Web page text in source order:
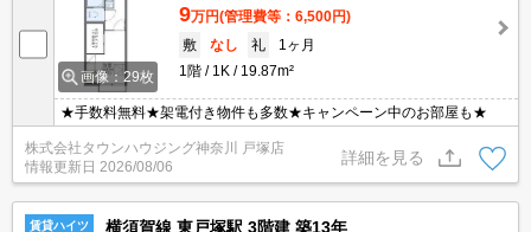
画像：29枚
9万円(管理費等：6,500円)
敷
なし 礼
1ヶ月
1階
1K 19.87m²
★手数料無料★架電付き物件も多数★キャンペーン中のお部屋も★
株式会社タウンハウジング神奈川 戸塚店
情報更新日 2026/08/06
詳細を見る
賃貸ハイツ 横須賀線 東戸塚駅 3階建 築13年